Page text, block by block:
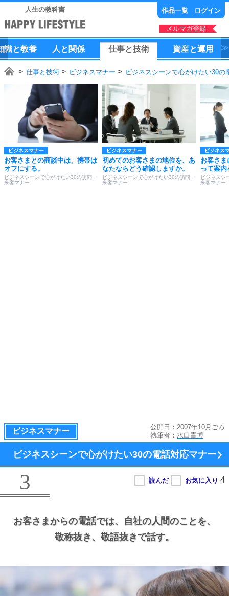
人生の教科書 作品一覧 ログイン
メルマガ登録
識と教養 人 と 関係 仕事と技術 資産と運用
仕事と技術 ビジネスマナー ビジネスシーンで心がけたい30の
ビジネスマナー
お客さまとの商談中は、携帯は
オフにする。
ビジネスシーンで心がけたい30の訪問・
来客マナー
ビジネスマナー
初めてのお客さまの地位を、あ
なたならどう確認しますか。
ビジネスシーンで心がけたい30の訪問・
来客マナー
ビジネス
お客さ
って案内
ビジネスシ
来客マナー
ビジネスマナー
公開日：2007年10月ごろ
執筆者： 水口貴博
ビジネスシーンで心がけたい30の電話対応マナー
3
お客さまからの電話では、 自社の人間のことを、
敬称抜き、 敬語抜きで話す。